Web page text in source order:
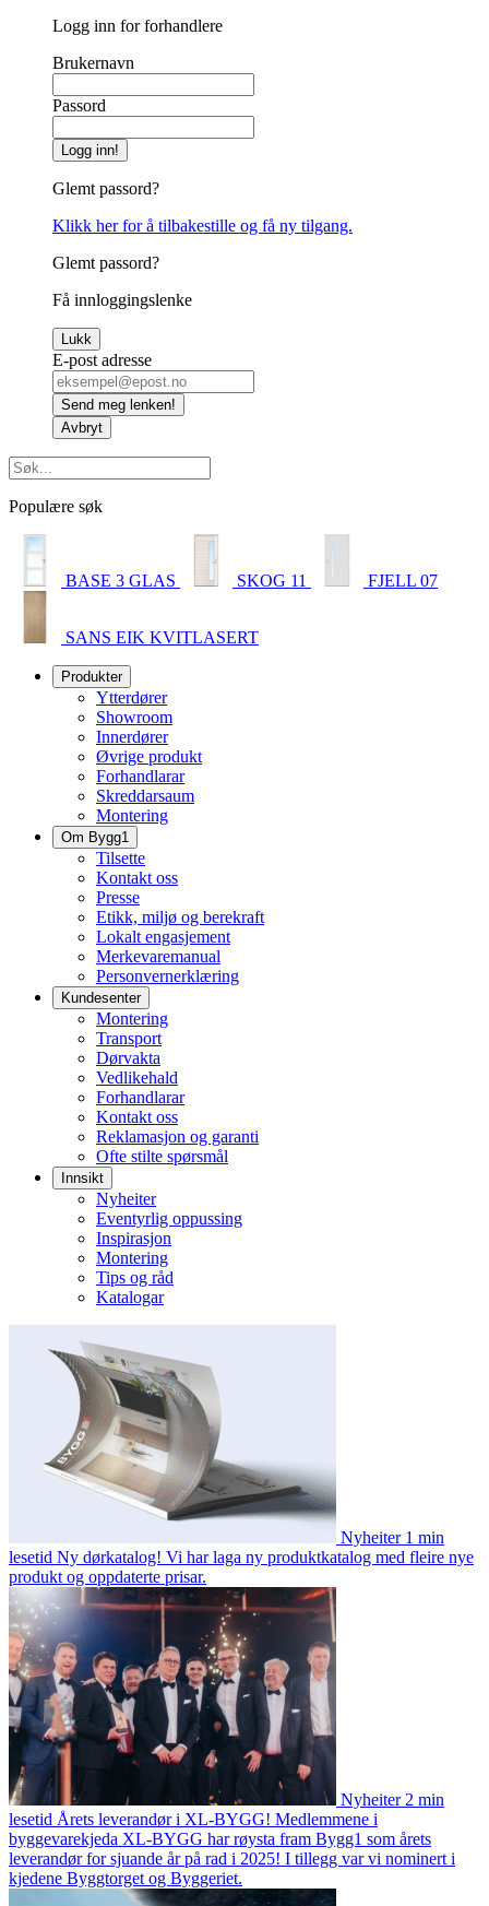
Logg inn for forhandlere
Brukernavn
Passord
Logg inn!
Glemt passord?
Klikk her for å tilbakestille og få ny tilgang.
Glemt passord?
Få innloggingslenke
Lukk
E-post adresse
Send meg lenken!
Avbryt
Populære søk
BASE 3 GLAS SKOG 11 FJELL 07
SANS EIK KVITLASERT
Produkter
Ytterdører
Showroom
Innerdører
Øvrige produkt
Forhandlarar
Skreddarsaum
Montering
Om Bygg1
Tilsette
Kontakt oss
Presse
Etikk, miljø og berekraft
Lokalt engasjement
Merkevaremanual
Personvernerklæring
Kundesenter
Montering
Transport
Dørvakta
Vedlikehald
Forhandlarar
Kontakt oss
Reklamasjon og garanti
Ofte stilte spørsmål
Innsikt
Nyheiter
Eventyrlig oppussing
Inspirasjon
Montering
Tips og råd
Katalogar
Nyheiter 1 min
lesetid Ny dørkatalog! Vi har laga ny produktkatalog med fleire nye
produkt og oppdaterte prisar.
Nyheiter 2 min
lesetid Årets leverandør i XL-BYGG! Medlemmene i
byggevarekjeda XL-BYGG har røysta fram Bygg1 som årets
leverandør for sjuande år på rad i 2025! I tillegg var vi nominert i
kjedene Byggtorget og Byggeriet.